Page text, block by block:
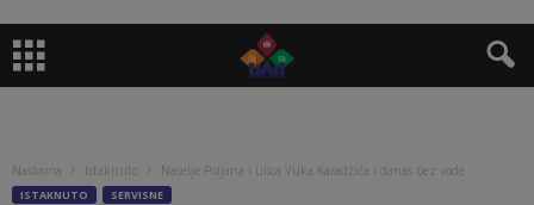
Naslovna Istaknuto Naselje Poljana i ulica Vuka Karadžića i danas bez vode
ISTAKNUTO SERVISNE